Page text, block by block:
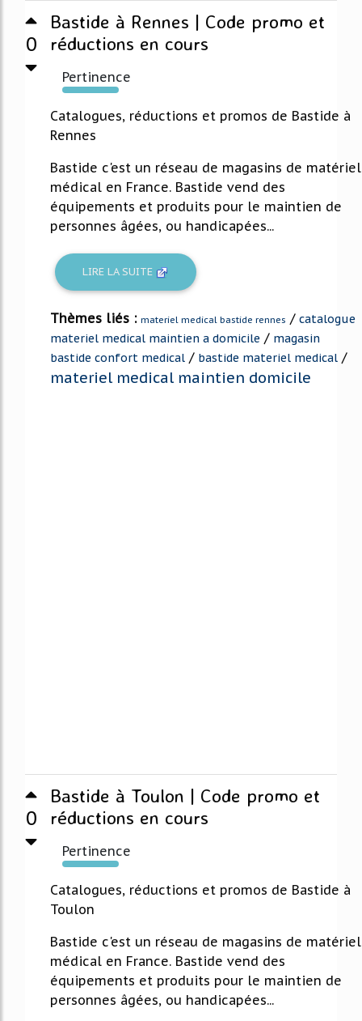
0
Bastide à Rennes | Code promo et
réductions en cours
Pertinence
321%
Catalogues, réductions et promos de Bastide à
Rennes
Bastide c'est un réseau de magasins de matériel
médical en France. Bastide vend des
équipements et produits pour le maintien de
personnes âgées, ou handicapées...
LIRE LA SUITE
Thèmes liés : materiel medical bastide rennes / catalogue
materiel medical maintien a domicile / magasin
bastide confort medical / bastide materiel medical /
materiel medical maintien domicile
0
Bastide à Toulon | Code promo et
réductions en cours
Pertinence
314%
Catalogues, réductions et promos de Bastide à
Toulon
Bastide c'est un réseau de magasins de matériel
médical en France. Bastide vend des
équipements et produits pour le maintien de
personnes âgées, ou handicapées...